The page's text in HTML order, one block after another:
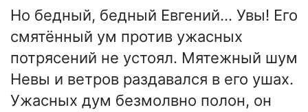
Но бедный, бедный Евгений... Увы! Его
смятённый ум против ужасных
потрясений не устоял. Мятежный шум
Невы и ветров раздавался в его ушах.
Ужасных дум безмолвно полон, он